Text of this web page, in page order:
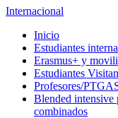
Internacional
Inicio
Estudiantes
Erasmus+ y
Estudiantes
Profesores/
Blended intensive
combinados